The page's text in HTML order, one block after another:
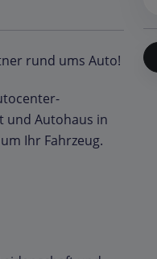
rund ums Auto!
und Autohaus in
Ihr Fahrzeug.